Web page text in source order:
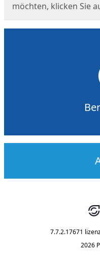
möchten, klicken Sie
7.7.2.17671
2026